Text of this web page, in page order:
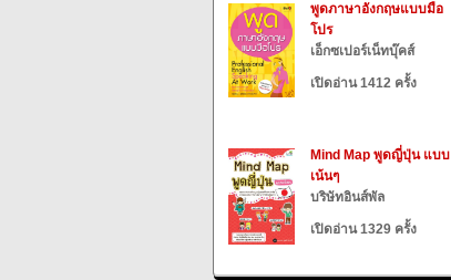
พูดภาษาอังกฤษแบบมือ
โปร
เอ็กซเปอร์เน็ทบุ๊คส์
เปิดอ่าน 1412 ครั้ง
Mind Map พูดญี่ปุ่น แบบ
เน้นๆ
บริษัทอินส์พัล
เปิดอ่าน 1329 ครั้ง